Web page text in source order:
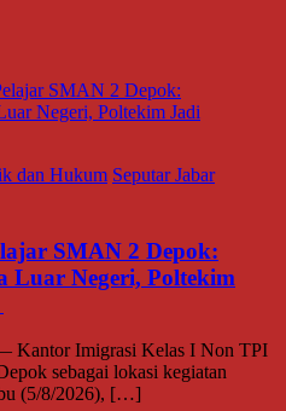
dan Hukum Seputar Jabar
SMAN 2 Depok:
Luar Negeri, Poltekim
Imigrasi Kelas I Non TPI
sebagai lokasi kegiatan
(5/8/2026), […]